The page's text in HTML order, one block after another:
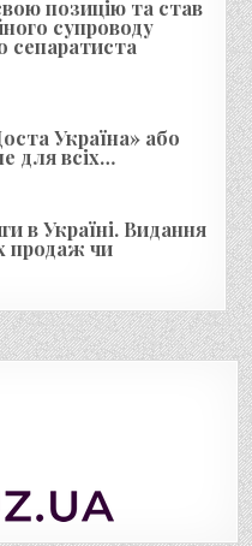
позицію та став
супроводу
сепаратиста
Україна» або
для всіх…
в Україні. Видання
продаж чи